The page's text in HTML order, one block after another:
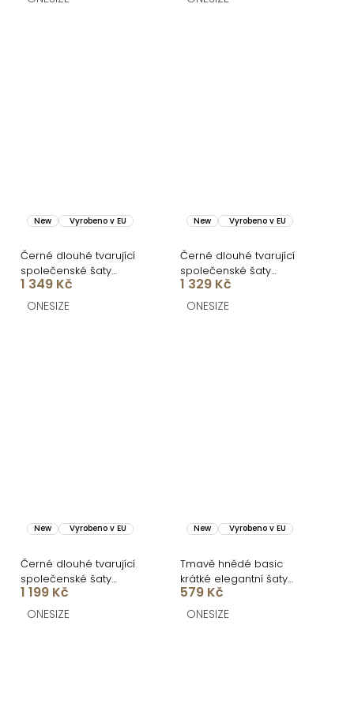
New Vyrobeno v EU
Černé dlouhé tvarující
společenské šaty
FRUESTA
1 349 Kč
ONESIZE
New Vyrobeno v EU
Černé dlouhé tvarující
společenské šaty
CRUNCHA na jedno
rameno
1 329 Kč
ONESIZE
New Vyrobeno v EU
Černé dlouhé tvarující
společenské šaty
BRANFLA s výstřihem
1 199 Kč
ONESIZE
New Vyrobeno v EU
Tmavě hnědé basic
krátké elegantní šaty
SOTARA
579 Kč
ONESIZE